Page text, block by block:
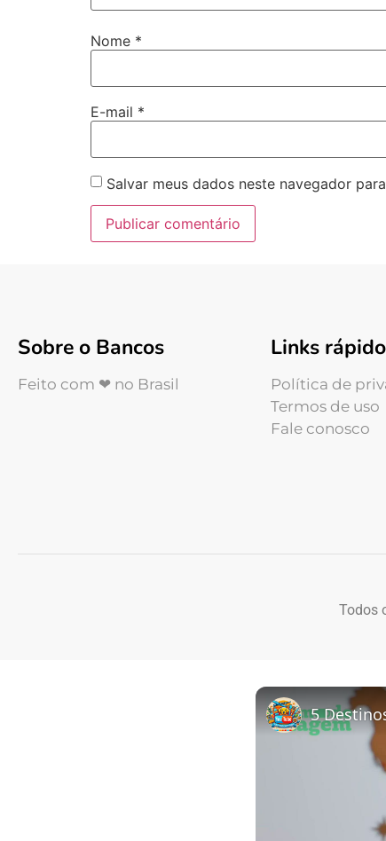
Nome *
E-mail *
Salvar meus dados neste navegador
Sobre o Bancos
Feito com ❤ no Brasil
Links
Política de
Termos de uso
Fale conosco
Todos